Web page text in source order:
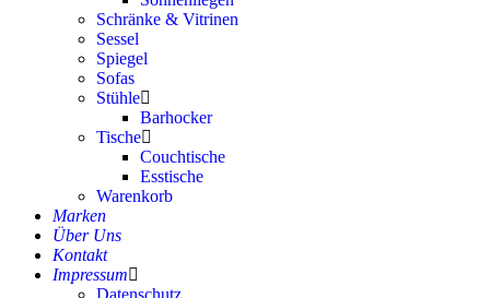
Schränke & Vitrinen
Sessel
Spiegel
Sofas
Stühle
Barhocker
Tische
Couchtische
Esstische
Warenkorb
Marken
Über Uns
Kontakt
Impressum
Datenschutz